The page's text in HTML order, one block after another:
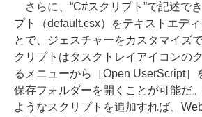
さらに、“C#スクリプト”で記述で
プト（default.csx）をテキストエデ
とで、ジェスチャーをカスタマイズ
クリプトはタスクトレイアイコンの
るメニューから［Open UserScript］
保存フォルダーを開くことが可能だ
ようなスクリプトを追加すれば、